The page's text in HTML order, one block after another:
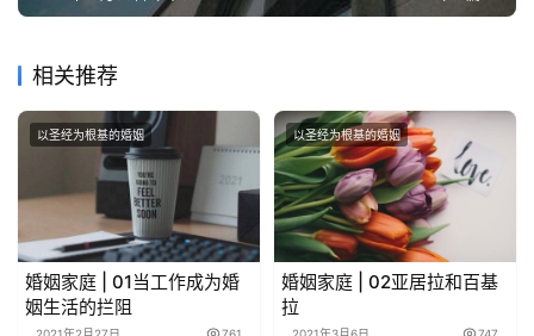
相关推荐
以圣经为根基的婚姻
婚姻家庭 | 01当工作成为婚
姻生活的拦阻
以圣经为根基的婚姻
婚姻家庭 | 02亚居拉和百基
拉